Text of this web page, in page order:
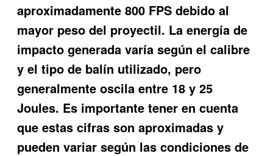
aproximadamente 800 FPS debido al
mayor peso del proyectil. La energía de
impacto generada varía según el calibre
y el tipo de balín utilizado, pero
generalmente oscila entre 18 y 25
Joules. Es importante tener en cuenta
que estas cifras son aproximadas y
pueden variar según las condiciones de